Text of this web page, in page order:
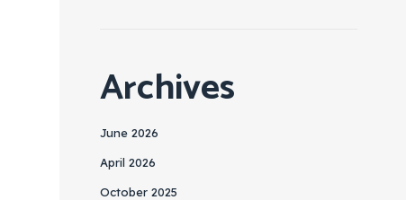
Archives
June 2026
April 2026
October 2025